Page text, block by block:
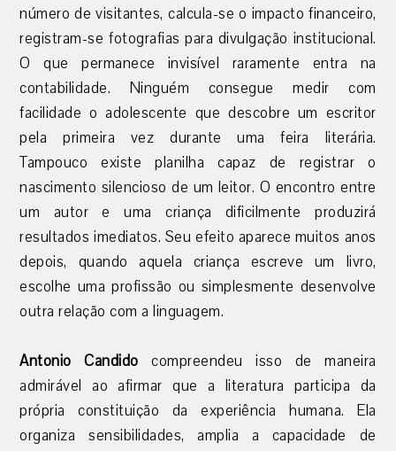
número de visitantes, calcula-se o impacto financeiro,
registram-se fotografias para divulgação institucional.
O que permanece invisível raramente entra na
contabilidade. Ninguém consegue medir com
facilidade o adolescente que descobre um escritor
pela primeira vez durante uma feira literária.
Tampouco existe planilha capaz de registrar o
nascimento silencioso de um leitor. O encontro entre
um autor e uma criança dificilmente produzirá
resultados imediatos. Seu efeito aparece muitos anos
depois, quando aquela criança escreve um livro,
escolhe uma profissão ou simplesmente desenvolve
outra relação com a linguagem.
Antonio Candido compreendeu isso de maneira
admirável ao afirmar que a literatura participa da
própria constituição da experiência humana. Ela
organiza sensibilidades, amplia a capacidade de